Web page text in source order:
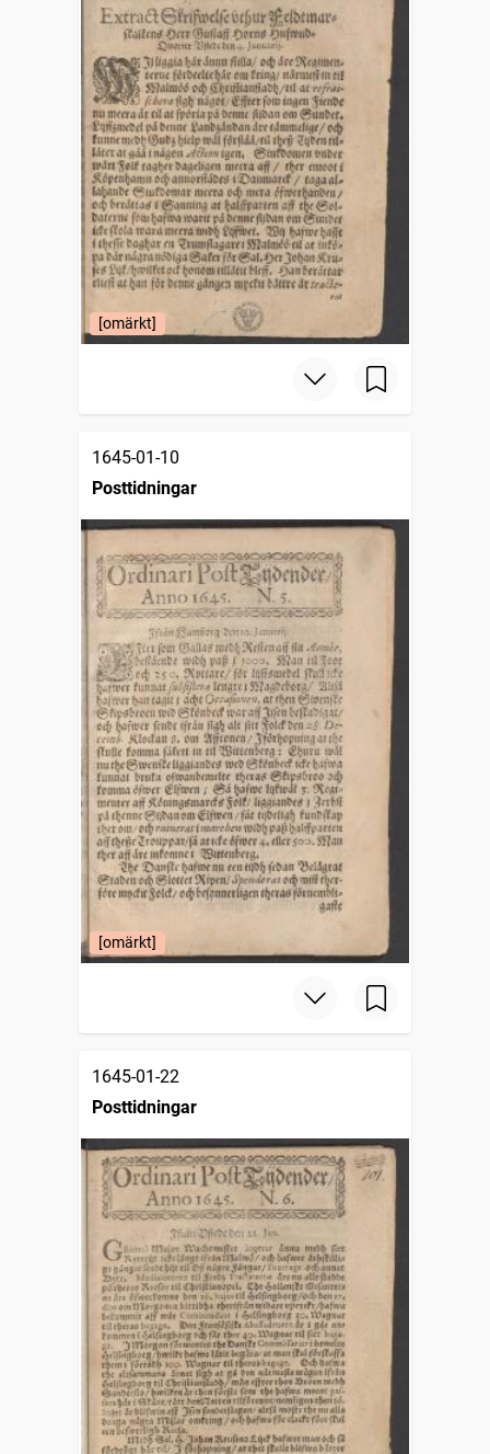
[omärkt]
1645-01-10
Posttidningar
[omärkt]
1645-01-22
Posttidningar